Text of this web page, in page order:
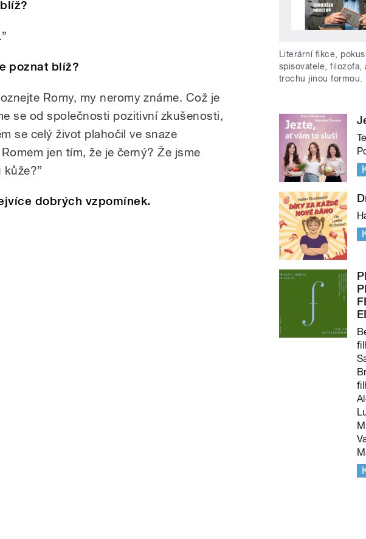
poznat blíž?
Romy, my neromy známe. Což je
se od společnosti pozitivní zkušenosti,
se celý život plahočil ve snaze
jen tím, že je černý? Že jsme
dobrých vzpomínek.
Literární fikce,
spisovatele, filozofa,
trochu jinou formou.